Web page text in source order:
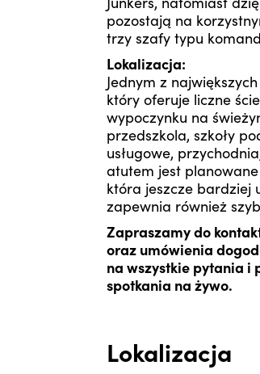
pozostają na
trzy szafy typu
Lokalizacja:
Jednym z
który oferuje liczne
wypoczynku na
przedszkola, szkoły
usługowe,
atutem jest
która jeszcze bardziej
zapewnia również
Zapraszamy do
oraz umówienia
na wszystkie pytania i
spotkania na żywo.
Lokalizacja